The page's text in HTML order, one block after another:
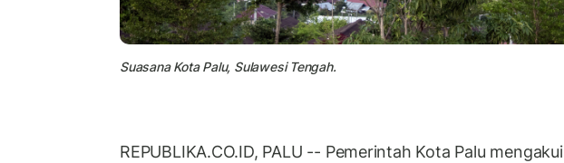
Suasana Kota Palu, Sulawesi Tengah.
REPUBLIKA.CO.ID, PALU -- Pemerintah Kota Palu mengakui